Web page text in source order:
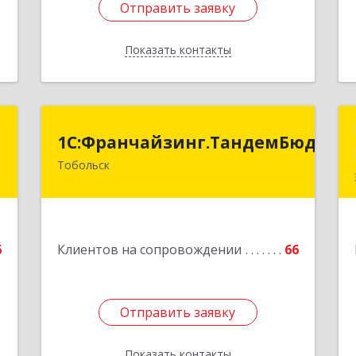
Отправить заявку
Показать контакты
Отправить заявку
Назад
1С:Франчайзинг.ТандемБюджет
Тобольск
Клиентов на сопровождении 66
Отправить заявку
1С:Франчайзинг.ТандемБюджет
Отправить заявку